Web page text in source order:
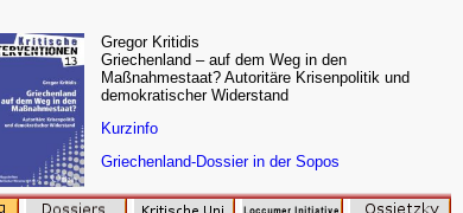
Gregor Kritidis
Griechenland – auf dem Weg in den
Maßnahmestaat? Autoritäre Krisenpolitik und
demokratischer Widerstand
Kurzinfo
Griechenland-Dossier in der Sopos